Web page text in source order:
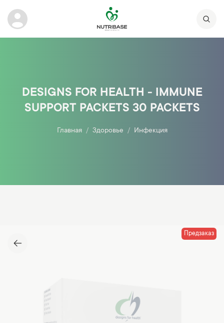
DESIGNS FOR HEALTH - IMMUNE
SUPPORT PACKETS 30 PACKETS
Главная Здоровье Инфекция
Предзаказ